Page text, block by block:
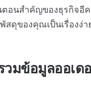
อนสำคัญของธุรกิจอี
สดุของคุณเป็นเรื่องง่า
มข้อมูลออเด